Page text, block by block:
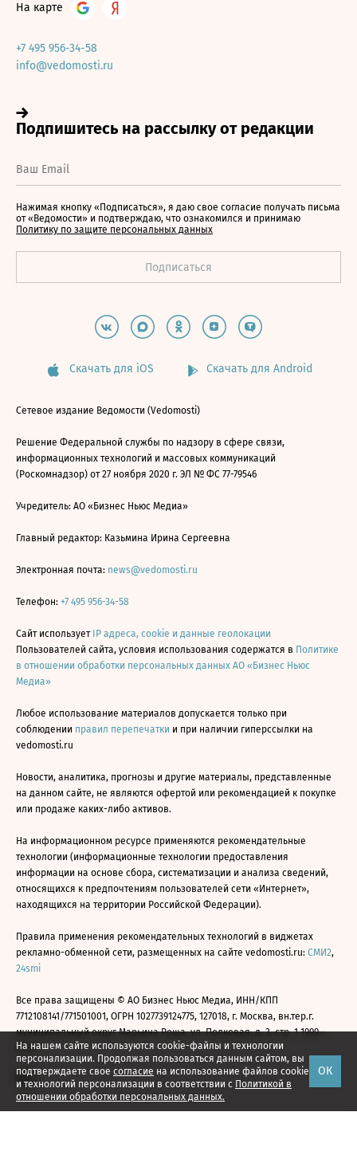
На нашем сайте используются cookie-файлы и технологии
персонализации. Продолжая пользоваться данным сайтом, вы
подтверждаете свое согласие на использование файлов cookie
и технологий персонализации в соответствии с Политикой в
отношении обработки персональных данных.
ОК
На карте
+7 495 956-34-58
info@vedomosti.ru
Нажимая кнопку «Подписаться», я даю свое согласие получать письма
от «Ведомости» и подтверждаю, что ознакомился и принимаю
Политику по защите персональных данных
Скачать для iOS Скачать для Android
Сетевое издание Ведомости (Vedomosti)
Решение Федеральной службы по надзору в сфере связи,
информационных технологий и массовых коммуникаций
(Роскомнадзор) от 27 ноября 2020 г. ЭЛ № ФС 77-79546
Учредитель: АО «Бизнес Ньюс Медиа»
Главный редактор: Казьмина Ирина Сергеевна
Электронная почта: news@vedomosti.ru
Телефон: +7 495 956-34-58
Сайт использует IP адреса, cookie и данные геолокации
Пользователей сайта, условия использования содержатся в Политике
в отношении обработки персональных данных АО «Бизнес Ньюс
Медиа»
Любое использование материалов допускается только при
соблюдении правил перепечатки и при наличии гиперссылки на
vedomosti.ru
Новости, аналитика, прогнозы и другие материалы, представленные
на данном сайте, не являются офертой или рекомендацией к покупке
или продаже каких-либо активов.
На информационном ресурсе применяются рекомендательные
технологии (информационные технологии предоставления
информации на основе сбора, систематизации и анализа сведений,
относящихся к предпочтениям пользователей сети «Интернет»,
находящихся на территории Российской Федерации).
Правила применения рекомендательных технологий в виджетах
рекламно-обменной сети, размещенных на сайте vedomosti.ru: СМИ2,
24smi
Все права защищены © АО Бизнес Ньюс Медиа, ИНН/КПП
7712108141/771501001, ОГРН 1027739124775, 127018, г. Москва, вн.тер.г.
муниципальный округ Марьина Роща, ул. Полковая, д. 3, стр. 1 1999—
2026